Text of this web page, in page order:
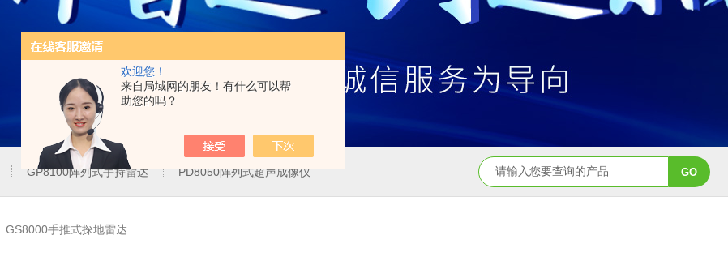
欢迎您！
来自局域网的朋友！有什么可以帮
助您的吗？
GP8100阵列式手持雷达 PD8050阵列式超声成像仪
GS8000手推式探地雷达